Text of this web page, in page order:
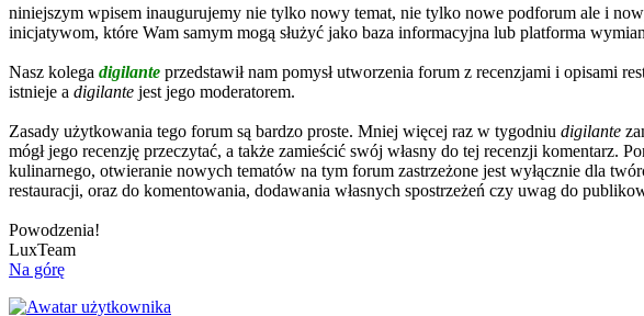
niniejszym wpisem inaugurujemy nie tylko nowy temat, nie tylko nowe podforum ale i
inicjatywom, które Wam samym mogą służyć jako baza informacyjna lub platforma
Nasz kolega digilante przedstawił nam pomysł utworzenia forum z recenzjami i opisami
istnieje a digilante jest jego moderatorem.
Zasady użytkowania tego forum są bardzo proste. Mniej więcej raz w tygodniu digilante
mógł jego recenzję przeczytać, a także zamieścić swój własny do tej recenzji komentarz.
kulinarnego, otwieranie nowych tematów na tym forum zastrzeżone jest wyłącznie dla
restauracji, oraz do komentowania, dodawania własnych spostrzeżeń czy uwag do
Powodzenia!
LuxTeam
Na górę